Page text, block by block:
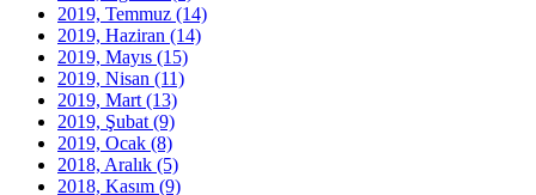
2019, Temmuz (14)
2019, Haziran (14)
2019, Mayıs (15)
2019, Nisan (11)
2019, Mart (13)
2019, Şubat (9)
2019, Ocak (8)
2018, Aralık (5)
2018, Kasım (9)